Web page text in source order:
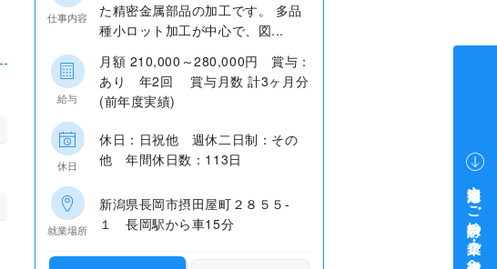
仕事内容
た精密金属部品の加工です。 多品
種小ロット加工が中心で、図...
給与
月額 210,000～280,000円 賞与：
あり 年2回 賞与月数 計3ヶ月分
(前年度実績)
休日
休日：日祝他 週休二日制：その
他 年間休日数：113日
就業場所
新潟県長岡市摂田屋町２８５５‐
１ 長岡駅から車15分
中途採用をご検討中の企業・ご担当者様へ